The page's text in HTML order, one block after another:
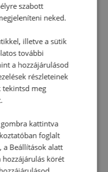
hozzászólás.
szabott
neked.
illetve a sütik
további
a hozzájárulásod
részleteinek
tekintsd meg
gombra kattintva
foglalt
a Beállítások alatt
körét